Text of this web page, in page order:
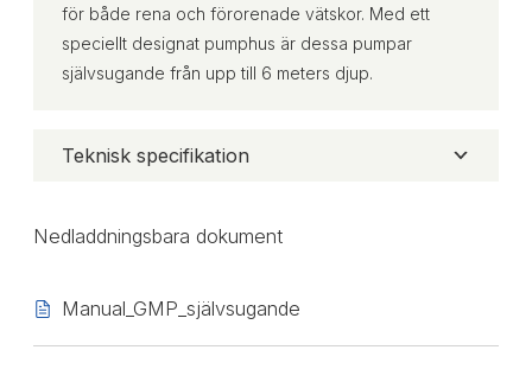
för både rena och förorenade vätskor. Med ett
speciellt designat pumphus är dessa pumpar
självsugande från upp till 6 meters djup.
Teknisk specifikation
Nedladdningsbara dokument
Manual_GMP_självsugande